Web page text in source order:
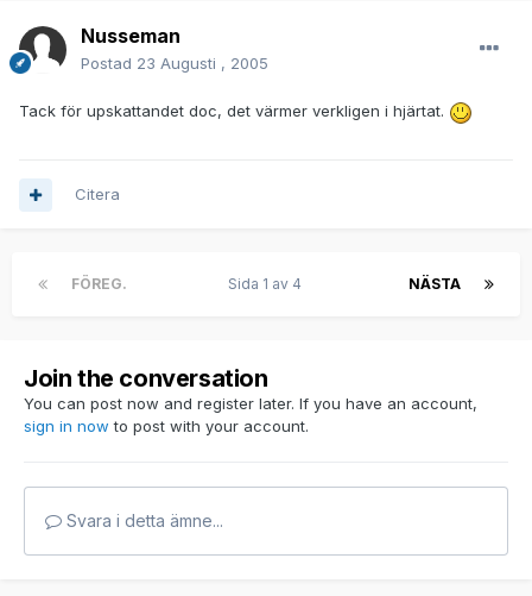
Nusseman
Postad 23 Augusti , 2005
Tack för upskattandet doc, det värmer verkligen i hjärtat.
Citera
FÖREG. NÄSTA
Sida 1 av 4
Join the conversation
You can post now and register later. If you have an account,
sign in now to post with your account.
Svara i detta ämne...